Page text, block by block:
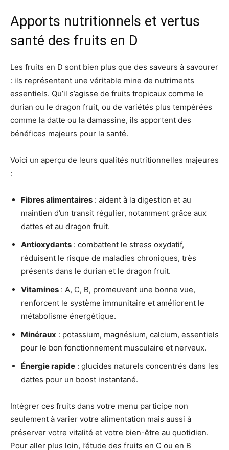
Apports nutritionnels et vertus
santé des fruits en D
Les fruits en D sont bien plus que des saveurs à savourer
: ils représentent une véritable mine de nutriments
essentiels. Qu’il s’agisse de fruits tropicaux comme le
durian ou le dragon fruit, ou de variétés plus tempérées
comme la datte ou la damassine, ils apportent des
bénéfices majeurs pour la santé.
Voici un aperçu de leurs qualités nutritionnelles majeures
:
Fibres alimentaires : aident à la digestion et au
maintien d’un transit régulier, notamment grâce aux
dattes et au dragon fruit.
Antioxydants : combattent le stress oxydatif,
réduisent le risque de maladies chroniques, très
présents dans le durian et le dragon fruit.
Vitamines : A, C, B, promeuvent une bonne vue,
renforcent le système immunitaire et améliorent le
métabolisme énergétique.
Minéraux : potassium, magnésium, calcium, essentiels
pour le bon fonctionnement musculaire et nerveux.
Énergie rapide : glucides naturels concentrés dans les
dattes pour un boost instantané.
Intégrer ces fruits dans votre menu participe non
seulement à varier votre alimentation mais aussi à
préserver votre vitalité et votre bien-être au quotidien.
Pour aller plus loin, l’étude des fruits en C ou en B